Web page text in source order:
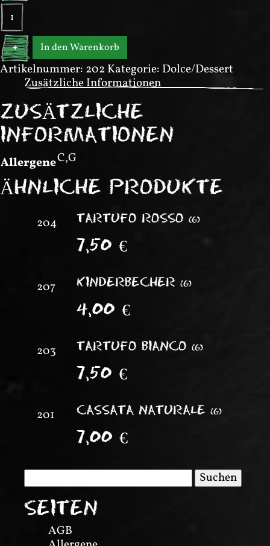
Cassata
Zabaglione
Menge
+ In den Warenkorb
Artikelnummer: 202 Kategorie: Dolce/Dessert
Zusätzliche Informationen
ZUSÄTZLICHE
INFORMATIONEN
AllergeneC,G
ÄHNLICHE PRODUKTE
204 TARTUFO ROSSO (G)
7,50 €
207 KINDERBECHER (G)
4,00 €
203 TARTUFO BIANCO (G)
7,50 €
201 CASSATA NATURALE (G)
7,00 €
nach:
SEITEN
AGB